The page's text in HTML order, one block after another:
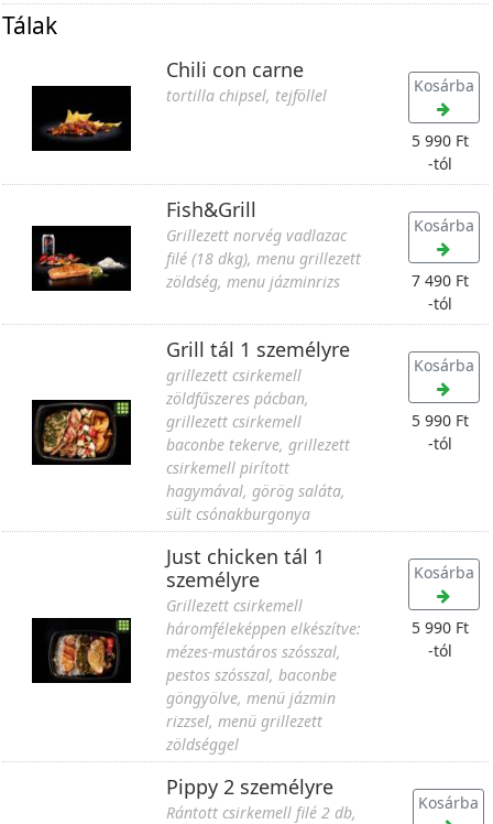
Tálak
Chili con carne
tortilla chipsel, tejföllel
5 990 Ft
-tól
Kosárba
Fish&Grill
Grillezett norvég vadlazac
filé (18 dkg), menu grillezett
zöldség, menu jázminrizs
7 490 Ft
-tól
Kosárba
Grill tál 1 személyre
grillezett csirkemell
zöldfűszeres pácban,
grillezett csirkemell
baconbe tekerve, grillezett
csirkemell pirított
hagymával, görög saláta,
sült csónakburgonya
5 990 Ft
-tól
Kosárba
Just chicken tál 1
személyre
Grillezett csirkemell
háromféleképpen elkészítve:
mézes-mustáros szósszal,
pestos szósszal, baconbe
göngyölve, menü jázmin
rizzsel, menü grillezett
zöldséggel
5 990 Ft
-tól
Kosárba
Pippy 2 személyre
Rántott csirkemell filé 2 db,
Kosárba